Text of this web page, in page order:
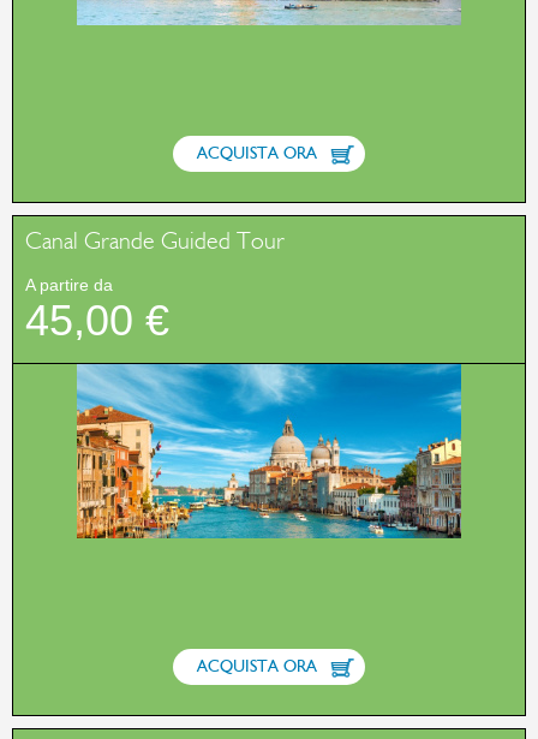
ACQUISTA ORA
Canal Grande Guided Tour
A partire da
45,00 €
ACQUISTA ORA